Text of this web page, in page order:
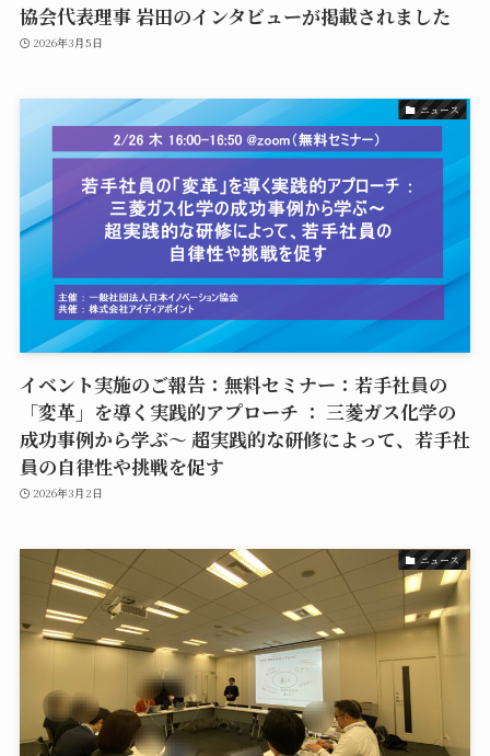
協会代表理事 岩田のインタビューが掲載されました
2026年3月5日
ニュース
イベント実施のご報告：無料セミナー：若手社員の
「変革」を導く実践的アプローチ ： 三菱ガス化学の
成功事例から学ぶ～ 超実践的な研修によって、若手社
員の自律性や挑戦を促す
2026年3月2日
ニュース